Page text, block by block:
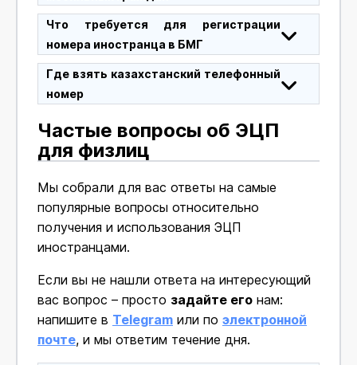
Что требуется для регистрации
номера иностранца в БМГ
Где взять казахстанский телефонный
номер
Частые вопросы об ЭЦП
для физлиц
Мы собрали для вас ответы на самые
популярные вопросы относительно
получения и использования ЭЦП
иностранцами.
Если вы не нашли ответа на интересующий
вас вопрос – просто задайте его нам:
напишите в Telegram или по электронной
почте, и мы ответим течение дня.